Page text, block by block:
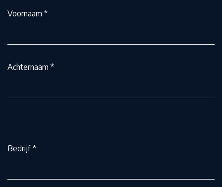
Voornaam *
Achternaam *
Bedrijf*